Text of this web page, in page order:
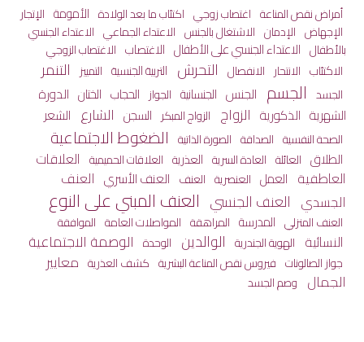
أمراض نقص المناعة اغتصاب زوجي اكتئاب ما بعد الولادة الأمومة الإتجار
الإجهاض الإدمان الاشتغال بالجنس الاعتداء الجماعي الاعتداء الجنسي
بالأطفال الاعتداء الجنسي على الأطفال الاغتصاب الاغتصاب الزوجي
الاكتئاب الانتحار الانفصال التحرش التربية الجنسية التمييز التنمر
الجسد الجسم الجنس الجنسانية الجواز الحجاب الختان الدورة
الشهرية الذكورية الزواج الزواج المبكر السجن الشارع الشعر
الصحة النفسية الصداقة الصورة الذاتية الضغوط الاجتماعية
الطلاق العائلة العادة السرية العذرية العلاقات الحميمية العلاقات
العاطفية العمل العنصرية العنف العنف الأسري العنف
الجسدي العنف الجنسي العنف المبني على النوع
العنف المنزلي المدرسة المراهقة المواصلات العامة الموافقة
النسائية الهوية الجندرية الوالدين الوحدة الوصمة الاجتماعية
جواز الصالونات فيروس نقص المناعة البشرية كشف العذرية معايير
الجمال وصم الجسد